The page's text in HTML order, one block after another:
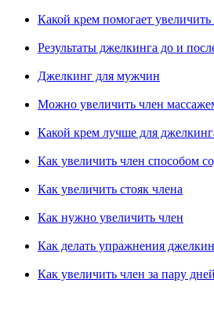
Какой крем помогает увеличить
Результаты джелкинга до и
Джелкинг для мужчин
Можно увеличить член
Какой крем лучше для
Как увеличить член способом
Как увеличить стояк члена
Как нужно увеличить член
Как делать упражнения
Как увеличить член за пару дней